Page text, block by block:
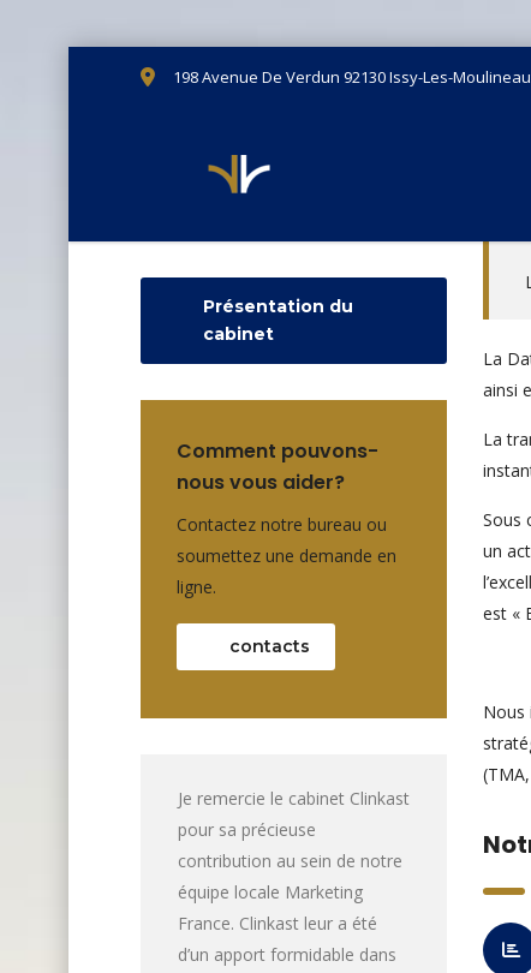
198 Avenue De Verdun 92130 Issy-Les-
Présentation du
cabinet
Comment pouvons-
nous vous aider?
Contactez notre bureau ou
soumettez une demande en
ligne.
contacts
Je remercie le cabinet Clinkast
pour sa précieuse
contribution au sein de notre
équipe locale Marketing
France. Clinkast leur a été
d’un apport formidable dans
La
ainsi
La
Sous
un
est «
Nous